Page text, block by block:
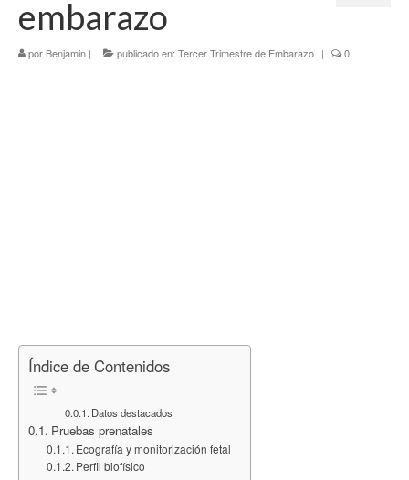
Tercer Trimestre
Blog
embarazo
por Benjamin | publicado en: Tercer Trimestre de Embarazo | 0
Índice de Contenidos
Datos destacados
Pruebas prenatales
Ecografía y monitorización fetal
Perfil biofísico